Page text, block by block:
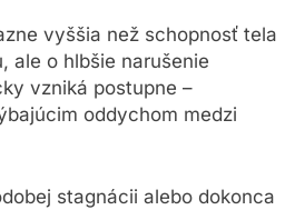
vyššia než schopnosť tela
ale o hlbšie narušenie
vzniká postupne –
oddychom medzi
stagnácii alebo dokonca